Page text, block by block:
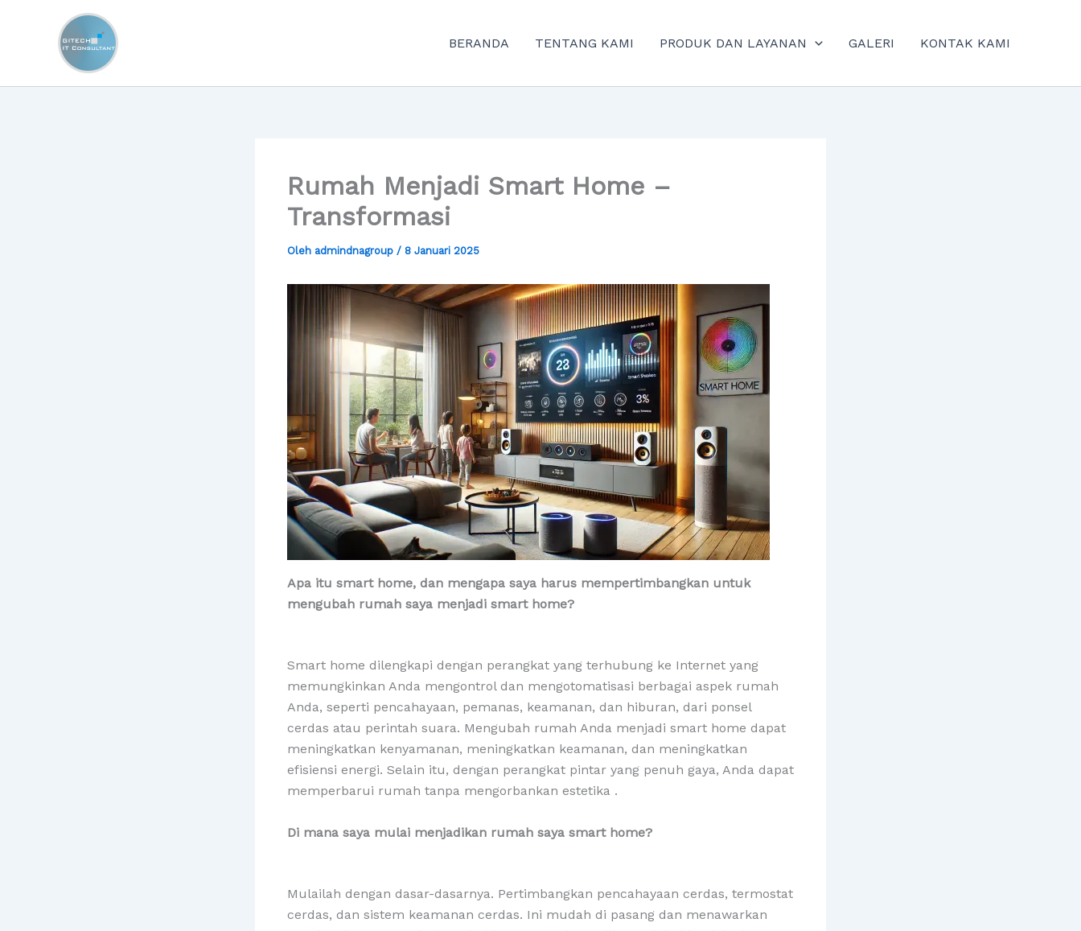
BERANDA TENTANG KAMI PRODUK DAN LAYANAN GALERI KONTAK KAMI
Rumah Menjadi Smart Home –
Transformasi
Oleh admindnagroup / 8 Januari 2025
Apa itu smart home, dan mengapa saya harus mempertimbangkan untuk
mengubah rumah saya menjadi smart home?
Smart home dilengkapi dengan perangkat yang terhubung ke Internet yang
memungkinkan Anda mengontrol dan mengotomatisasi berbagai aspek rumah
Anda, seperti pencahayaan, pemanas, keamanan, dan hiburan, dari ponsel
cerdas atau perintah suara. Mengubah rumah Anda menjadi smart home dapat
meningkatkan kenyamanan, meningkatkan keamanan, dan meningkatkan
efisiensi energi. Selain itu, dengan perangkat pintar yang penuh gaya, Anda dapat
memperbarui rumah tanpa mengorbankan estetika .
Di mana saya mulai menjadikan rumah saya smart home?
Mulailah dengan dasar-dasarnya. Pertimbangkan pencahayaan cerdas, termostat
cerdas, dan sistem keamanan cerdas. Ini mudah di pasang dan menawarkan